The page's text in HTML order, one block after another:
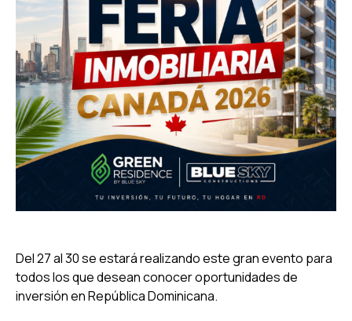
Del 27 al 30 se estará realizando este gran evento para
todos los que desean conocer oportunidades de
inversión en República Dominicana.